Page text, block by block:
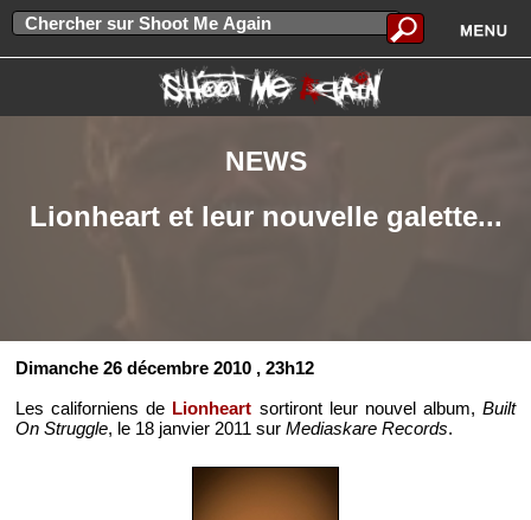
NEWS
Lionheart et leur nouvelle galette...
Dimanche 26 décembre 2010 , 23h12
Les californiens de Lionheart sortiront leur nouvel album, Built
On Struggle, le 18 janvier 2011 surMediaskare Records.